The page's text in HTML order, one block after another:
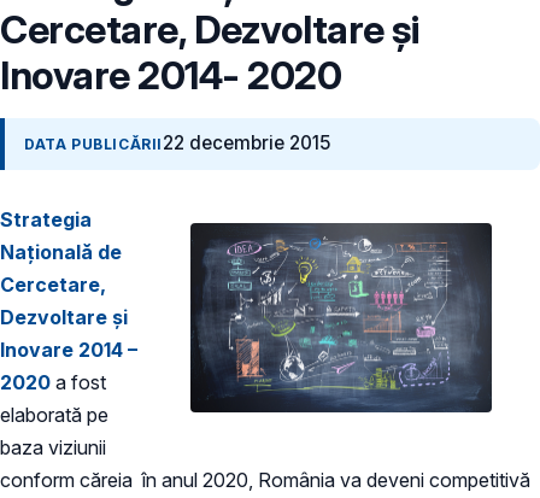
Cercetare, Dezvoltare și
Inovare 2014- 2020
DATA PUBLICĂRII 22 decembrie 2015
Strategia
Naţională de
Cercetare,
Dezvoltare şi
Inovare 2014 –
2020 a fost
elaborată pe
baza viziunii
conform căreia în anul 2020, România va deveni competitivă